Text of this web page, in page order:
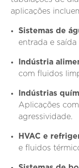
aplicações
Sistemas de
entrada e saída
Indústria
com fluidos
Indústrias
Aplicações
agressividade.
HVAC e
e fluidos